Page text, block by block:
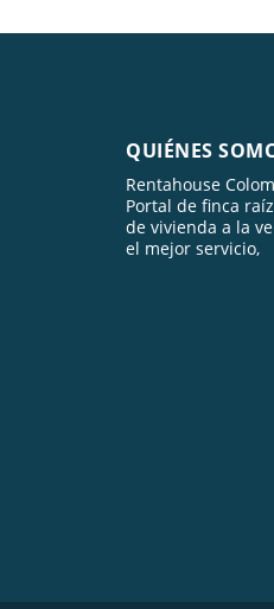
QUIÉNES
Rentahouse
Portal de finca
de vivienda a la
el mejor servicio,